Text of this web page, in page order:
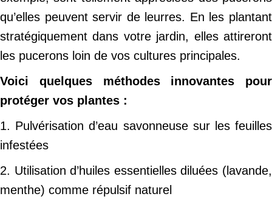
qu’elles peuvent servir de leurres. En les plantant
stratégiquement dans votre jardin, elles attireront
les pucerons loin de vos cultures principales.
Voici quelques méthodes innovantes pour
protéger vos plantes :
1. Pulvérisation d’eau savonneuse sur les feuilles
infestées
2. Utilisation d’huiles essentielles diluées (lavande,
menthe) comme répulsif naturel